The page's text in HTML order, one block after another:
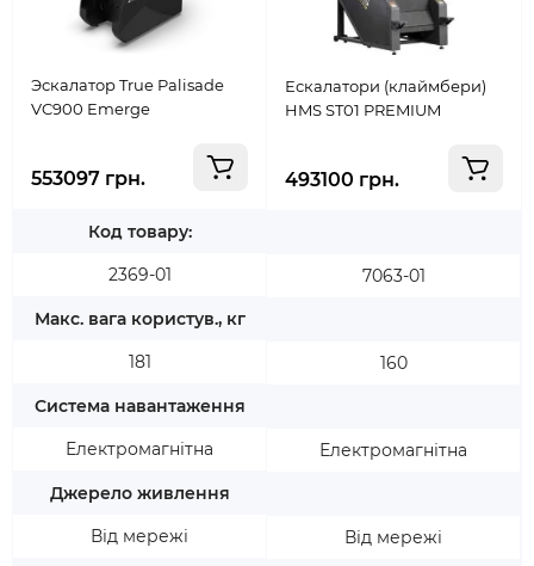
Эскалатор True Palisade
VC900 Emerge
553097 грн.
Код товару:
2369-01
Макс. вага користув., кг
181
Система навантаження
Електромагнітна
Джерело живлення
Від мережі
Ескалатори (клаймбери)
HMS ST01 PREMIUM
493100 грн.
7063-01
160
Електромагнітна
Від мережі